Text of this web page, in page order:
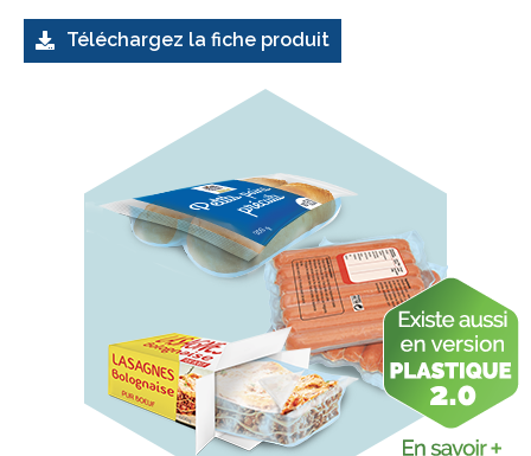
Téléchargez la fiche produit